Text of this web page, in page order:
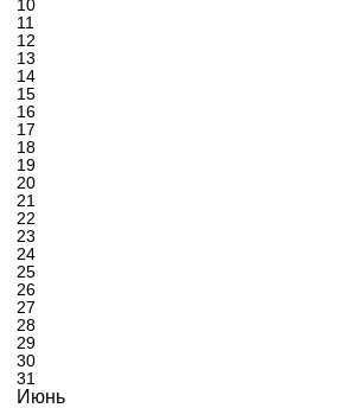
10
11
12
13
14
15
16
17
18
19
20
21
22
23
24
25
26
27
28
29
30
31
Июнь